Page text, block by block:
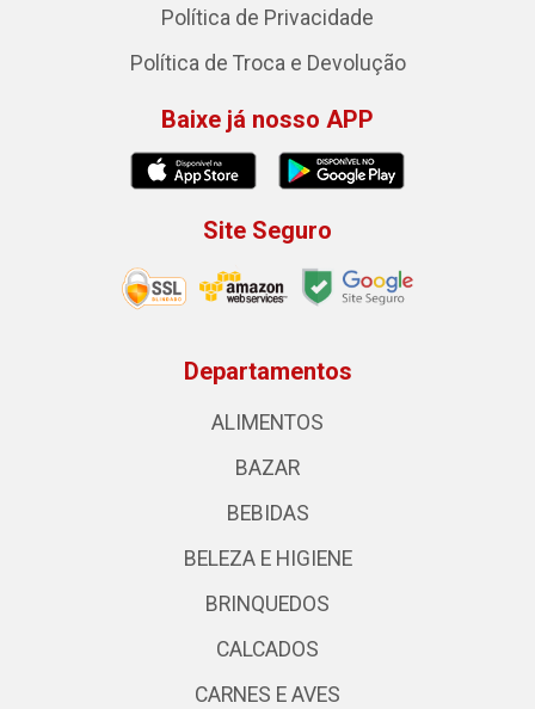
Política de Privacidade
Política de Troca e Devolução
Baixe já nosso APP
Site Seguro
Departamentos
ALIMENTOS
BAZAR
BEBIDAS
BELEZA E HIGIENE
BRINQUEDOS
CALCADOS
CARNES E AVES